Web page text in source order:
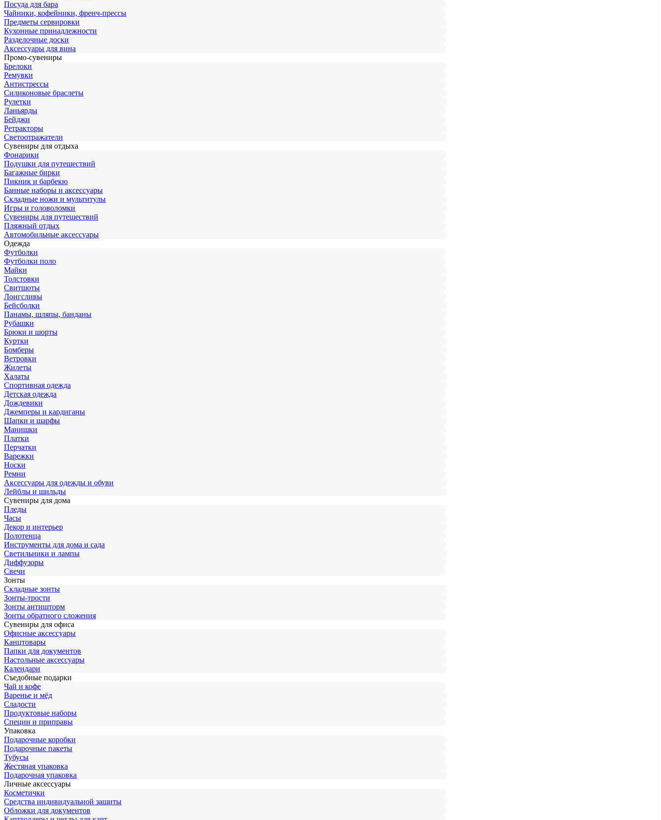
Посуда для бара
Чайники, кофейники, френч-прессы
Предметы сервировки
Кухонные принадлежности
Разделочные доски
Аксессуары для вина
Промо-сувениры
Брелоки
Ремувки
Антистрессы
Силиконовые браслеты
Рулетки
Ланьярды
Бейджи
Ретракторы
Светоотражатели
Сувениры для отдыха
Фонарики
Подушки для путешествий
Багажные бирки
Пикник и барбекю
Банные наборы и аксессуары
Складные ножи и мультитулы
Игры и головоломки
Сувениры для путешествий
Пляжный отдых
Автомобильные аксессуары
Одежда
Футболки
Футболки поло
Майки
Толстовки
Свитшоты
Лонгсливы
Бейсболки
Панамы, шляпы, банданы
Рубашки
Брюки и шорты
Куртки
Бомберы
Ветровки
Жилеты
Халаты
Спортивная одежда
Детская одежда
Дождевики
Джемперы и кардиганы
Шапки и шарфы
Манишки
Платки
Перчатки
Варежки
Носки
Ремни
Аксессуары для одежды и обуви
Лейблы и шильды
Сувениры для дома
Пледы
Часы
Декор и интерьер
Полотенца
Инструменты для дома и сада
Светильники и лампы
Диффузоры
Свечи
Зонты
Складные зонты
Зонты-трости
Зонты антишторм
Зонты обратного сложения
Сувениры для офиса
Офисные аксессуары
Канцтовары
Папки для документов
Настольные аксессуары
Календари
Съедобные подарки
Чай и кофе
Варенье и мёд
Сладости
Продуктовые наборы
Специи и приправы
Упаковка
Подарочные коробки
Подарочные пакеты
Тубусы
Жестяная упаковка
Подарочная упаковка
Личные аксессуары
Косметички
Средства индивидуальной защиты
Обложки для документов